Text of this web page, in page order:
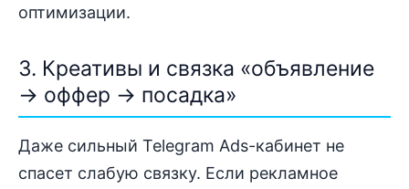
оптимизации.
3. Креативы и связка «объявление
→ оффер → посадка»
Даже сильный Telegram Ads-кабинет не
спасет слабую связку. Если рекламное